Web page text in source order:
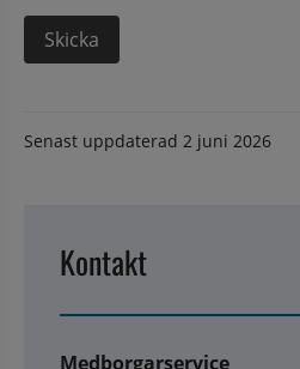
Senast uppdaterad 2 juni 2026
Kontakt
Medborgarservice